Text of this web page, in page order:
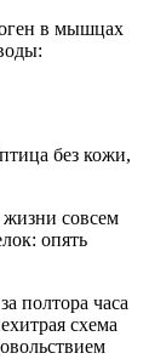
в мышцах
без кожи,
жизни совсем
опять
полтора часа
схема